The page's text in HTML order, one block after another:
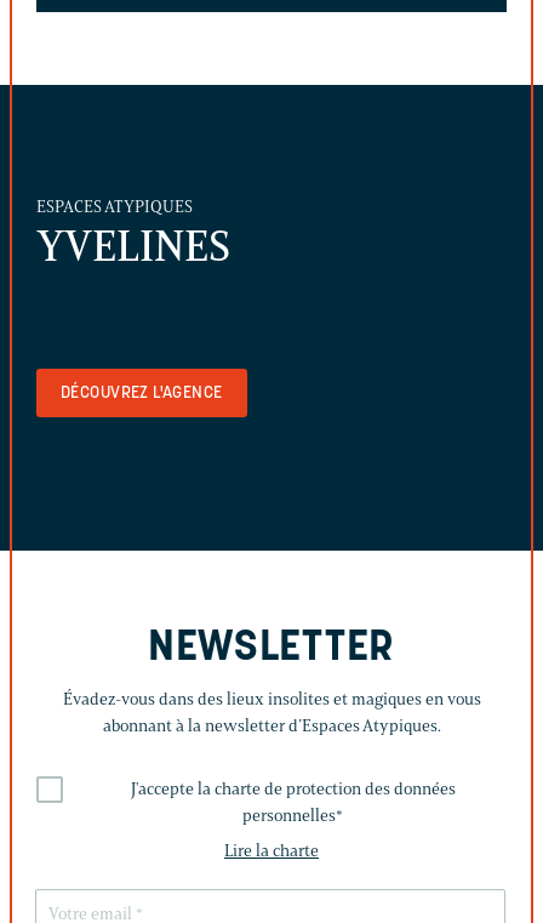
ESPACES ATYPIQUES
YVELINES
DÉCOUVREZ L'AGENCE
NEWSLETTER
Évadez-vous dans des lieux insolites et magiques en vous
abonnant à la newsletter d’Espaces Atypiques.
J'accepte la charte de protection des données
personnelles*
Lire la charte